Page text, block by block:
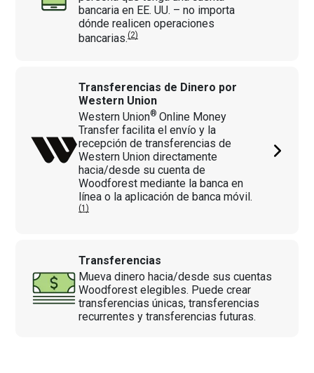
bancaria en EE. UU. – no importa
dónde realicen operaciones
bancarias.(2)
Transferencias de Dinero por
Western Union
Western Union®Online Money
Transfer facilita el envío y la
recepción de transferencias de
Western Union directamente
hacia/desde su cuenta de
Woodforest mediante la banca en
línea o la aplicación de banca móvil.
(1)
Transferencias
Mueva dinero hacia/desde sus cuentas
Woodforest elegibles. Puede crear
transferencias únicas, transferencias
recurrentes y transferencias futuras.